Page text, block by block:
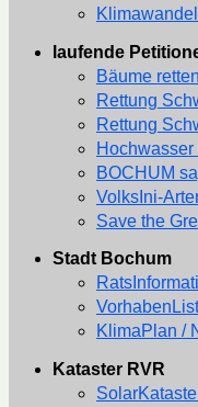
Klimawandel
laufende
Bäume retten
Rettung
Rettung
Hochwasser
BOCHUM
VolksIni-
Save the
Stadt Bochum
KlimaPlan /
Kataster RVR